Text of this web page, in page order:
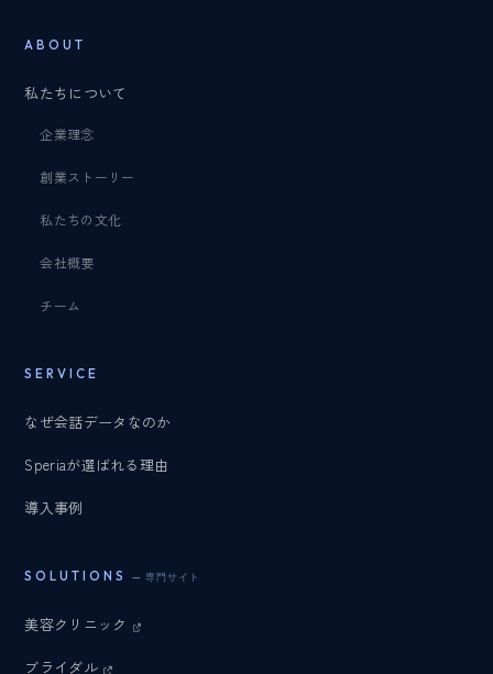
ABOUT
私たちについて
企業理念
創業ストーリー
私たちの文化
会社概要
チーム
SERVICE
なぜ会話データなのか
Speriaが選ばれる理由
導入事例
SOLUTIONS— 専門サイト
美容クリニック
ブライダル